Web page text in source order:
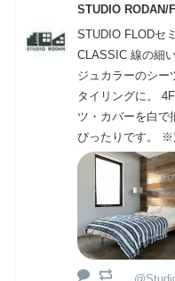
STUDIO RODAN/
STUDIO FLODセ
CLASSIC 線の細
ジュカラーのシー
タイリングに。
ツ・カバーを白で
ぴったりです。 ※